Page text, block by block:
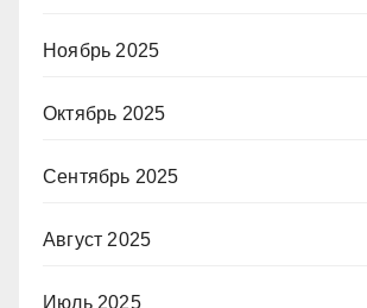
Ноябрь 2025
Октябрь 2025
Сентябрь 2025
Август 2025
Июль 2025